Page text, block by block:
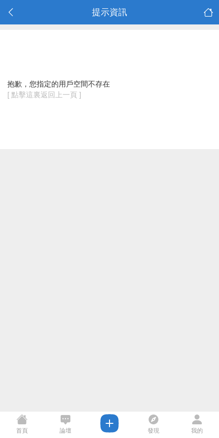
提示資訊
抱歉，您指定的用戶空間不存在
[ 點擊這裏返回上一頁 ]
首頁 論壇 發現 我的